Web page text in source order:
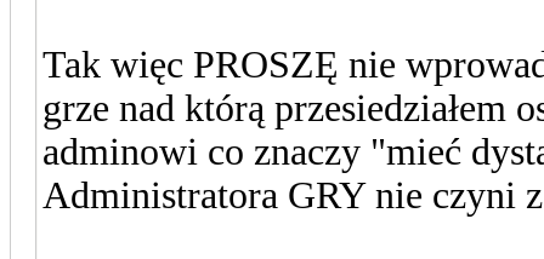
Tak więc PROSZĘ nie
grze nad którą przesiedziałem
adminowi co znaczy "mieć
Administratora GRY nie czyni